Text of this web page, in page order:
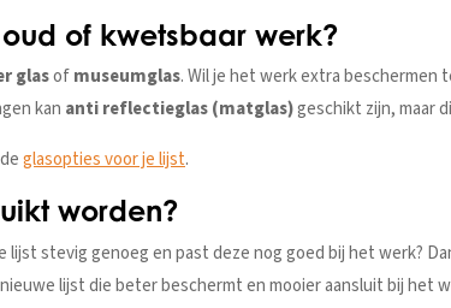
of kwetsbaar werk?
glasofmuseumglas. Wil je het werk extra beschermen
kan anti reflectieglas (matglas)geschikt zijn, maar
glasopties voor je lijst.
worden?
lijst stevig genoeg en past deze nog goed bij het werk?
lijst die beter beschermt en mooier aansluit bij het